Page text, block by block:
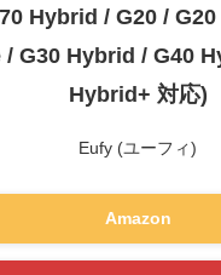
Hybrid / G20 /
/ G30 Hybrid / G40
Hybrid+ 対応)
Eufy (ユーフィ)
Amazon